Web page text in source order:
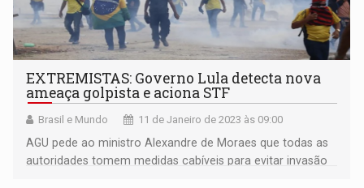
EXTREMISTAS: Governo Lula detecta nova
ameaça golpista e aciona STF
Brasil e Mundo 11 de Janeiro de 2023 às 09:00
AGU pede ao ministro Alexandre de Moraes que todas as
autoridades tomem medidas cabíveis para evitar invasão